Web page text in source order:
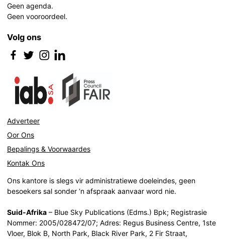
Geen agenda.
Geen vooroordeel.
Volg ons
Adverteer
Oor Ons
Bepalings & Voorwaardes
Kontak Ons
Ons kantore is slegs vir administratiewe doeleindes, geen
besoekers sal sonder ‘n afspraak aanvaar word nie.
Suid-Afrika – Blue Sky Publications (Edms.) Bpk; Registrasie
Nommer: 2005/028472/07; Adres: Regus Business Centre, 1ste
Vloer, Blok B, North Park, Black River Park, 2 Fir Straat,